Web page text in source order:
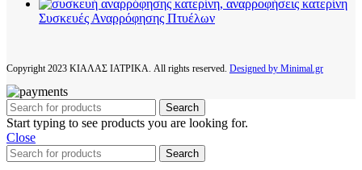
Συσκευές Αναρρόφησης Πτυέλων
Copyright2023 ΚΙΑΛΑΣ ΙΑΤΡΙΚΑ. All rights reserved. Designed by Minimal.gr
Search
Start typing to see products you are looking for.
Close
Search